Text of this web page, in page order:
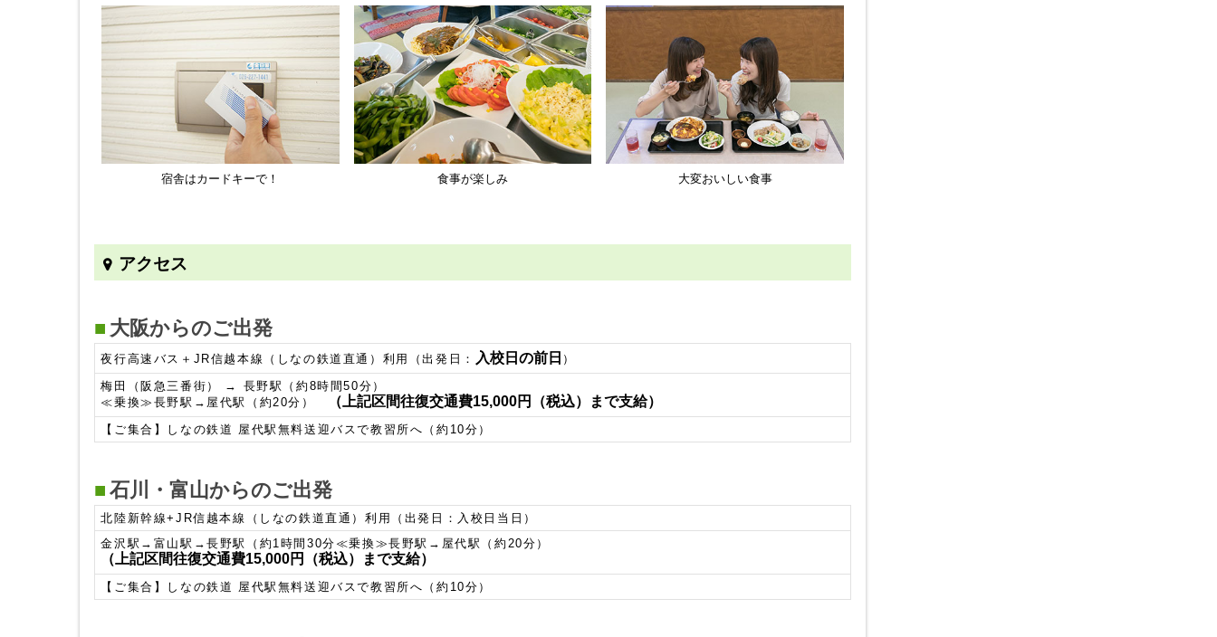
宿舎はカードキーで！ 食事が楽しみ 大変おいしい食事
アクセス
大阪からのご出発
夜行高速バス＋JR信越本線（しなの鉄道直通）利用（出発日： 入校日の前日 ）
梅田（阪急三番街） → 長野駅（約8時間50分）
≪乗換≫長野駅→屋代駅（約20分）
（上記区間往復交通費15,000円（税込）まで支給）
【ご集合】しなの鉄道 屋代駅無料送迎バスで教習所へ（約10分）
石川・富山からのご出発
北陸新幹線+JR信越本線（しなの鉄道直通）利用（出発日：入校日当日）
金沢駅→富山駅→長野駅（約1時間30分≪乗換≫長野駅→屋代駅（約20分）
（上記区間往復交通費15,000円（税込）まで支給）
【ご集合】しなの鉄道 屋代駅無料送迎バスで教習所へ（約10分）